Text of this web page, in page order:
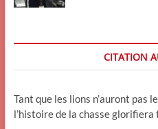
CITATION
Tant que les lions n’auront pas
l’histoire de la chasse